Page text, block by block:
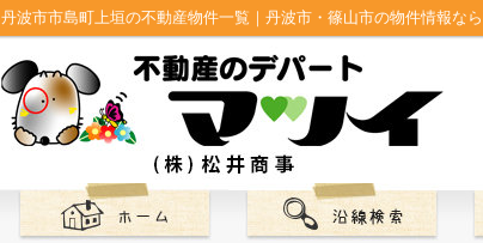
丹波市市島町上垣の不動産物件一覧｜丹波市・篠山市の物件情報な